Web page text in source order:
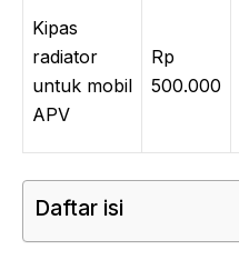
Kipas
radiator
untuk mobil
APV
Rp
500.000
Daftar isi